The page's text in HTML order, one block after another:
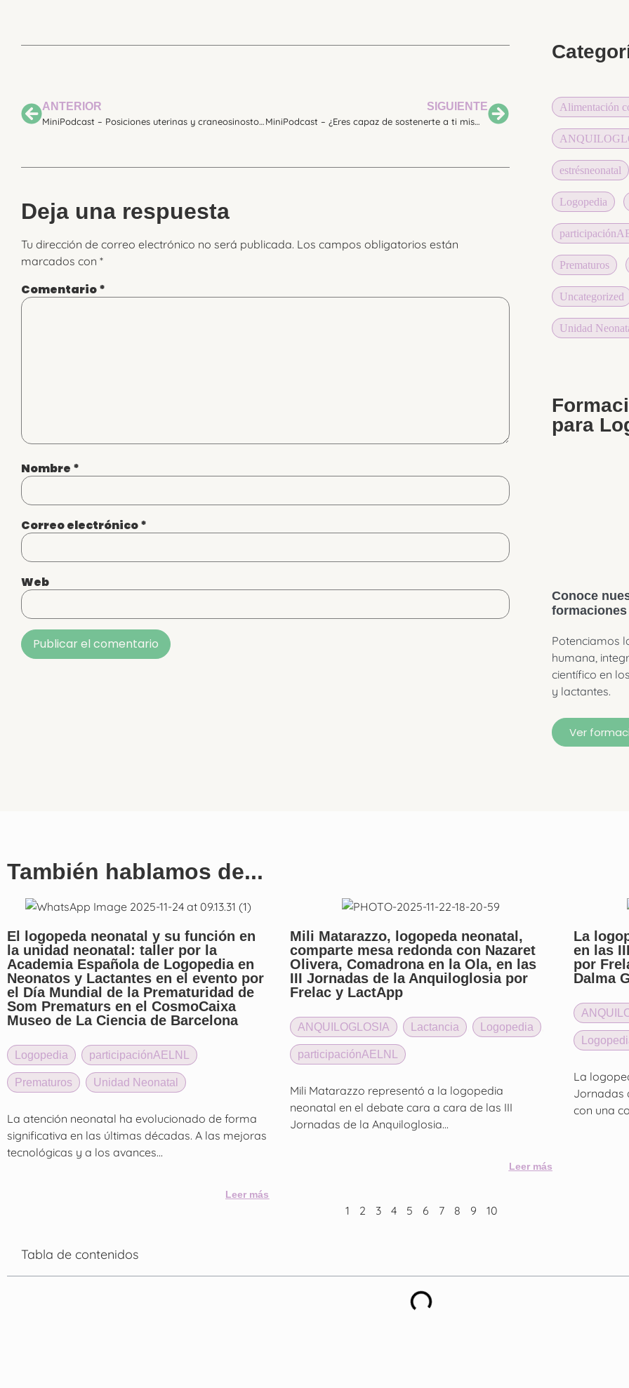
ANTERIOR
MiniPodcast – Posiciones uterinas y craneosinostosis
SIGUIENTE
MiniPodcast – ¿Eres capaz de sostenerte a ti misma como profesional?
Deja una respuesta
Tu dirección de correo electrónico no será publicada. Los campos obligatorios están
marcados con *
Comentario*
Nombre *
Correo electrónico*
Web
Alimentación
estrésneonatal
Logopedia
Prematuros
Uncategorized
Unidad
para
Conoce
formaciones
Potenciamos
humana,
científico en
y lactantes.
Ver
También hablamos de...
El logopeda neonatal y su función en
la unidad neonatal: taller por la
Academia Española de Logopedia en
Neonatos y Lactantes en el evento por
el Día Mundial de la Prematuridad de
Som Prematurs en el CosmoCaixa
Museo de La Ciencia de Barcelona
Logopedia participaciónAELNL
Prematuros Unidad Neonatal
La atención neonatal ha evolucionado de forma
significativa en las últimas décadas. A las mejoras
tecnológicas y a los avances...
Leer más
Mili Matarazzo, logopeda neonatal,
comparte mesa redonda con Nazaret
Olivera, Comadrona en la Ola, en las
III Jornadas de la Anquiloglosia por
Frelac y LactApp
ANQUILOGLOSIA , Lactancia , Logopedia
participaciónAELNL
Mili Matarazzo representó a la logopedia
neonatal en el debate cara a cara de las III
Jornadas de la Anquiloglosia...
Leer más
La
en las
por
Dalma
La
Jornadas
con una
1 2 3 4 5 6 7 8 9 10
Tabla de contenidos